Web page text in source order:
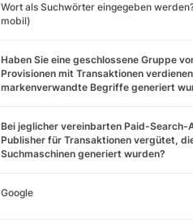
Wort als Suchwörter eingegeben
mobil)
Haben Sie eine geschlossene Gruppe
Provisionen mit Transaktionen
markenverwandte Begriffe generiert
Bei jeglicher vereinbarten Paid-
Publisher für Transaktionen vergütet,
Suchmaschinen generiert wurden?
Google